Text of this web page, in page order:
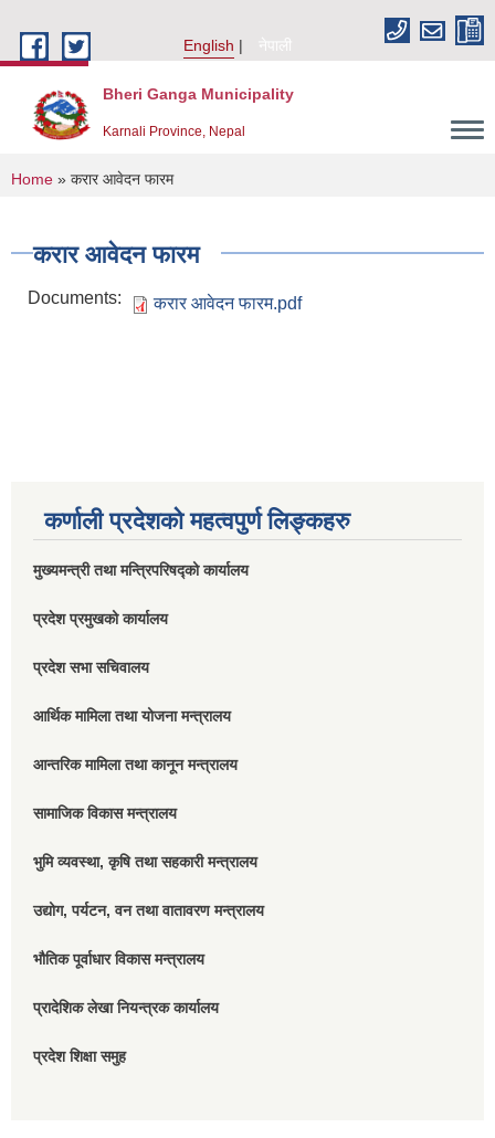
English
नेपाली
Bheri Ganga Municipality
Karnali Province, Nepal
You are here
Home » करार आवेदन फारम
करार आवेदन फारम
Documents: करार आवेदन फारम.pdf
कर्णाली प्रदेशको महत्वपुर्ण लिङ्कहरु
मुख्यमन्त्री तथा मन्त्रिपरिषद्को कार्यालय
प्रदेश प्रमुखको कार्यालय
प्रदेश सभा सचिवालय
आर्थिक मामिला तथा योजना मन्त्रालय
आन्तरिक मामिला तथा कानून मन्त्रालय
सामाजिक विकास मन्त्रालय
भुमि व्यवस्था, कृषि तथा सहकारी मन्त्रालय
उद्योग, पर्यटन, वन तथा वातावरण मन्त्रालय
भौतिक पूर्वाधार विकास मन्त्रालय
प्रादेशिक लेखा नियन्त्रक कार्यालय
प्रदेश शिक्षा समुह